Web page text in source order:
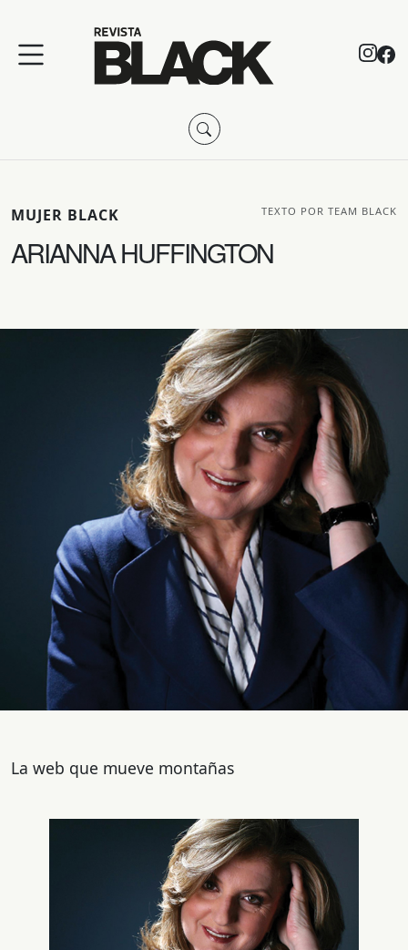
MUJER BLACK TEXTO POR TEAM BLACK
ARIANNA HUFFINGTON
La web que mueve montañas